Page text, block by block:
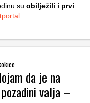
su obilježili i prvi
tportal
da je na
valja –